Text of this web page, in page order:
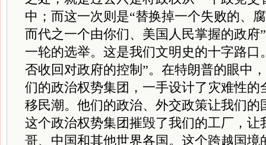
中；而这一次则是“替换掉一个失败的、
而代之一个由你们、美国人民掌握的政府
一轮的选举。这是我们文明史的十字路口
否收回对政府的控制”。在特朗普的眼中
们的政治权势集团，一手设计了灾难性的
移民潮。他们的政治、外交政策让我们的
这个政治权势集团摧毁了我们的工厂，让
哥、中国和其他世界各国。这个跨越国境